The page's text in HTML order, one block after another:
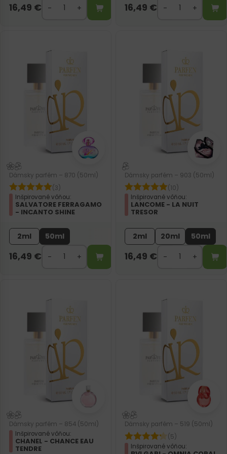
16,49 € 16,49 €
Dámsky parfém – 870 (50ml)
(3)
Inšpirované vôňou:
SALVATORE FERRAGAMO
- INCANTO SHINE
2ml 50ml
16,49 €
Dámsky parfém – 903 (50ml)
(10)
Inšpirované vôňou:
LANCOME - LA NUIT
TRESOR
2ml 20ml 50ml
16,49 €
Dámsky parfém – 854 (50ml)
Inšpirované vôňou:
CHANEL - CHANCE EAU
TENDRE
Dámsky parfém – 519 (50ml)
(5)
Inšpirované vôňou: